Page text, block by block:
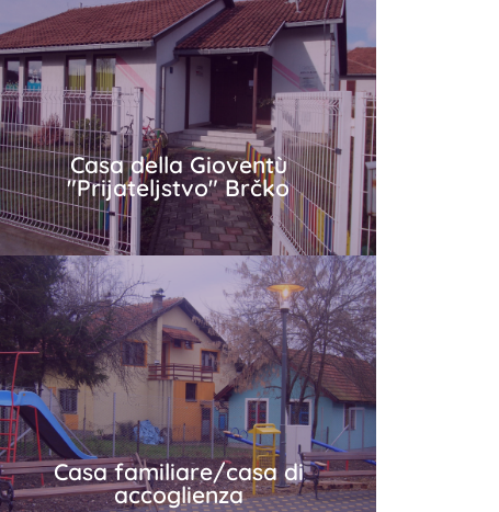
Tuzla Amica
Più in dettaglio
Casa della Gioventù
"Prijateljstvo" Brčko
Casa della Gioventù
"Prijateljstvo" Brčko
Più in dettaglio
Casa familiare/casa di
accoglienza